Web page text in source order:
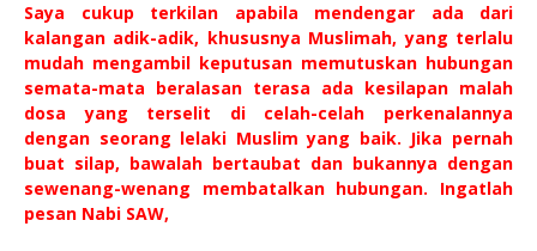
Saya cukup terkilan apabila mendengar ada dari
kalangan adik-adik, khususnya Muslimah, yang terlalu
mudah mengambil keputusan memutuskan hubungan
semata-mata beralasan terasa ada kesilapan malah
dosa yang terselit di celah-celah perkenalannya
dengan seorang lelaki Muslim yang baik. Jika pernah
buat silap, bawalah bertaubat dan bukannya dengan
sewenang-wenang membatalkan hubungan. Ingatlah
pesan Nabi SAW,